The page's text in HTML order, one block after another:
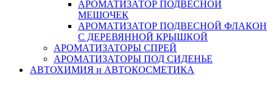
АРОМАТИЗАТОР ПОДВЕСНОЙ
МЕШОЧЕК
АРОМАТИЗАТОР ПОДВЕСНОЙ ФЛАКОН
С ДЕРЕВЯННОЙ КРЫШКОЙ
АРОМАТИЗАТОРЫ СПРЕЙ
АРОМАТИЗАТОРЫ ПОД СИДЕНЬЕ
АВТОХИМИЯ и АВТОКОСМЕТИКА